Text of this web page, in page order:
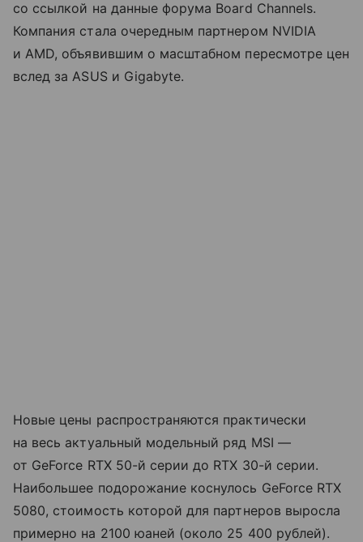
со ссылкой на данные форума Board Channels.
Компания стала очередным партнером NVIDIA
и AMD, объявившим о масштабном пересмотре цен
вслед за ASUS и Gigabyte.
Новые цены распространяются практически
на весь актуальный модельный ряд MSI —
от GeForce RTX 50-й серии до RTX 30-й серии.
Наибольшее подорожание коснулось GeForce RTX
5080, стоимость которой для партнеров выросла
примерно на 2100 юаней (около 25 400 рублей).